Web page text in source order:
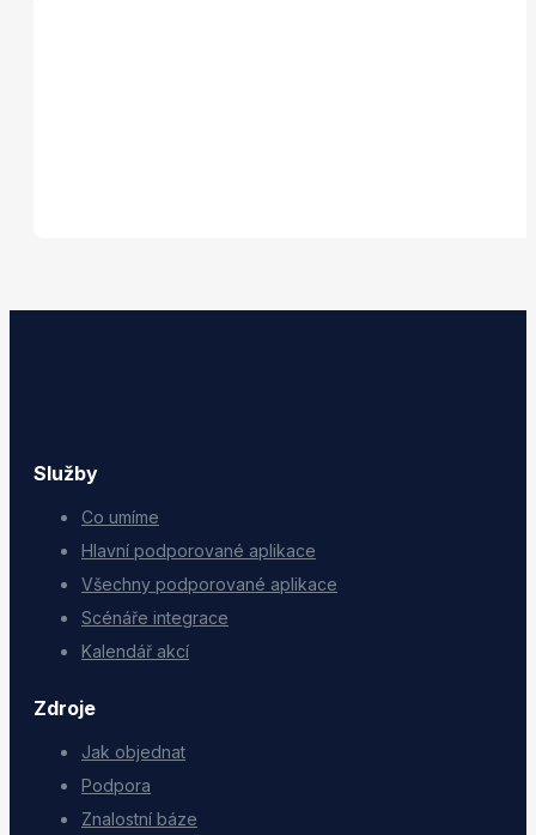
Služby
Co umíme
Hlavní podporované aplikace
Všechny podporované aplikace
Scénáře integrace
Kalendář akcí
Zdroje
Jak objednat
Podpora
Znalostní báze